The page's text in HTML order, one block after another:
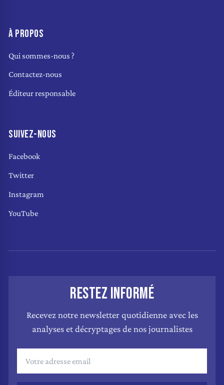
À PROPOS
Qui sommes-nous ?
Contactez-nous
Éditeur responsable
SUIVEZ-NOUS
Facebook
Twitter
Instagram
YouTube
RESTEZ INFORMÉ
Recevez notre newsletter quotidienne avec les
analyses et décryptages de nos journalistes